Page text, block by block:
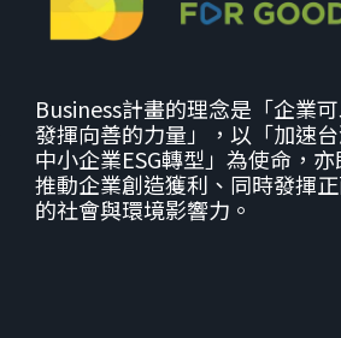
Business計畫的理念是「企業
發揮向善的力量」，以「加速
中小企業ESG轉型」為使命，亦
推動企業創造獲利、同時發揮
的社會與環境影響力。